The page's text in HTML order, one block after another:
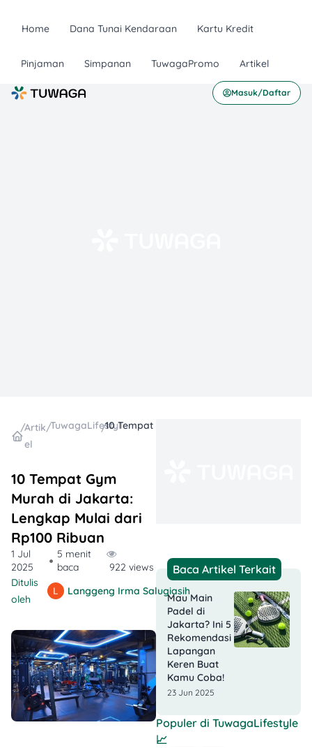
Home Dana Tunai Kendaraan Kartu Kredit
Pinjaman Simpanan TuwagaPromo Artikel
Masuk/Daftar
/Artik
el
/TuwagaLifestyle
/
10 Tempat Gym
Murah di Jakarta:
Lengkap Mulai dari
Rp100 Ribuan
1 Jul
2025
5 menit
baca
922 views
Ditulis
oleh
Langgeng Irma Salugiasih
Baca Artikel Terkait
Mau Main
Padel di
Jakarta? Ini 5
Rekomendasi
Lapangan
Keren Buat
Kamu Coba!
23 Jun 2025
Populer di TuwagaLifestyle
📈